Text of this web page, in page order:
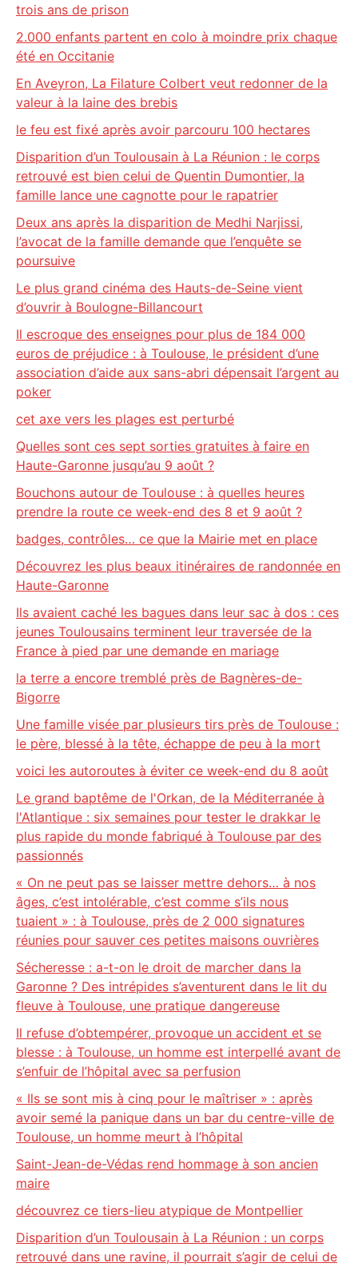
trois ans de prison
2.000 enfants partent en colo à moindre prix chaque
été en Occitanie
En Aveyron, La Filature Colbert veut redonner de la
valeur à la laine des brebis
le feu est fixé après avoir parcouru 100 hectares
Disparition d’un Toulousain à La Réunion : le corps
retrouvé est bien celui de Quentin Dumontier, la
famille lance une cagnotte pour le rapatrier
Deux ans après la disparition de Medhi Narjissi,
l’avocat de la famille demande que l’enquête se
poursuive
Le plus grand cinéma des Hauts-de-Seine vient
d’ouvrir à Boulogne-Billancourt
Il escroque des enseignes pour plus de 184 000
euros de préjudice : à Toulouse, le président d’une
association d’aide aux sans-abri dépensait l’argent au
poker
cet axe vers les plages est perturbé
Quelles sont ces sept sorties gratuites à faire en
Haute-Garonne jusqu’au 9 août ?
Bouchons autour de Toulouse : à quelles heures
prendre la route ce week-end des 8 et 9 août ?
badges, contrôles… ce que la Mairie met en place
Découvrez les plus beaux itinéraires de randonnée en
Haute-Garonne
Ils avaient caché les bagues dans leur sac à dos : ces
jeunes Toulousains terminent leur traversée de la
France à pied par une demande en mariage
la terre a encore tremblé près de Bagnères-de-
Bigorre
Une famille visée par plusieurs tirs près de Toulouse :
le père, blessé à la tête, échappe de peu à la mort
voici les autoroutes à éviter ce week-end du 8 août
Le grand baptême de l'Orkan, de la Méditerranée à
l'Atlantique : six semaines pour tester le drakkar le
plus rapide du monde fabriqué à Toulouse par des
passionnés
« On ne peut pas se laisser mettre dehors… à nos
âges, c’est intolérable, c’est comme s’ils nous
tuaient » : à Toulouse, près de 2 000 signatures
réunies pour sauver ces petites maisons ouvrières
Sécheresse : a-t-on le droit de marcher dans la
Garonne ? Des intrépides s’aventurent dans le lit du
fleuve à Toulouse, une pratique dangereuse
Il refuse d’obtempérer, provoque un accident et se
blesse : à Toulouse, un homme est interpellé avant de
s’enfuir de l’hôpital avec sa perfusion
« Ils se sont mis à cinq pour le maîtriser » : après
avoir semé la panique dans un bar du centre-ville de
Toulouse, un homme meurt à l’hôpital
Saint-Jean-de-Védas rend hommage à son ancien
maire
découvrez ce tiers-lieu atypique de Montpellier
Disparition d’un Toulousain à La Réunion : un corps
retrouvé dans une ravine, il pourrait s’agir de celui de